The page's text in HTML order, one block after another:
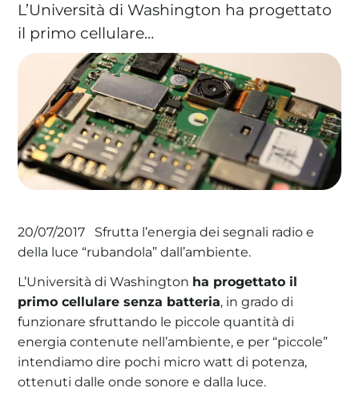
La tua cooperativa energetica sostenibile
Area Soci|Aderisci a WeForGreen
CONTATTI
PASSA A WEFORGREEN
L’Università di Washington ha progettato
il primo cellulare…
20/07/2017
Sfrutta l’energia dei segnali radio e
della luce “rubandola” dall’ambiente.
L’Università di Washington ha progettato il
primo cellulare senza batteria, in grado di
funzionare sfruttando le piccole quantità di
energia contenute nell’ambiente, e per “piccole”
intendiamo dire pochi micro watt di potenza,
ottenuti dalle onde sonore e dalla luce.